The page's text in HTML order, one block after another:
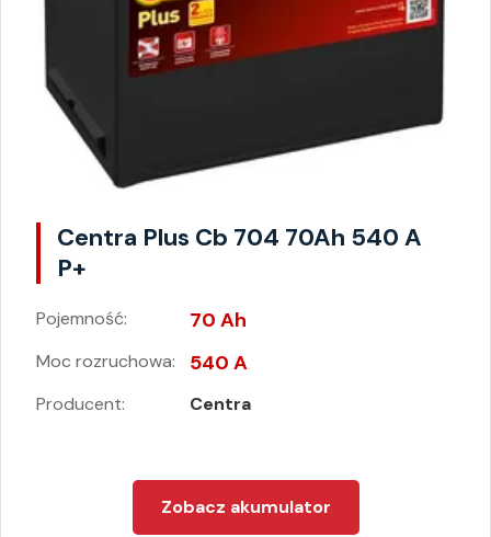
Centra Plus Cb 704 70Ah 540 A
P+
Pojemność: 70 Ah
Moc rozruchowa: 540 A
Producent: Centra
Zobacz akumulator